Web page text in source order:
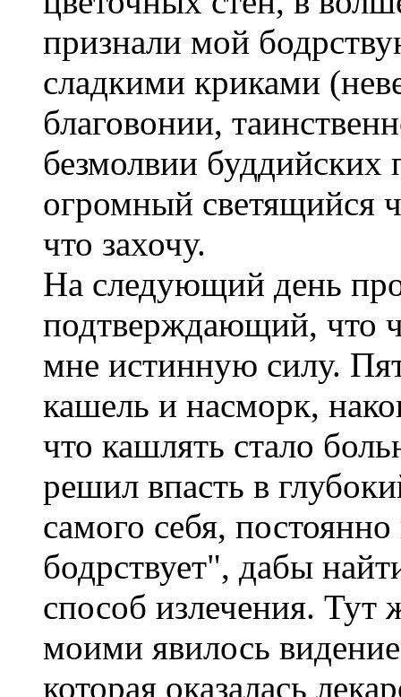
признали мой
сладкими криками
благовонии,
безмолвии буддийских
огромный светящийся
что захочу.
На следующий день
подтверждающий, что
мне истинную силу.
кашель и насморк,
что кашлять стало
решил впасть в
самого себя,
бодрствует", дабы
способ излечения. Тут
моими явилось
которая оказалась